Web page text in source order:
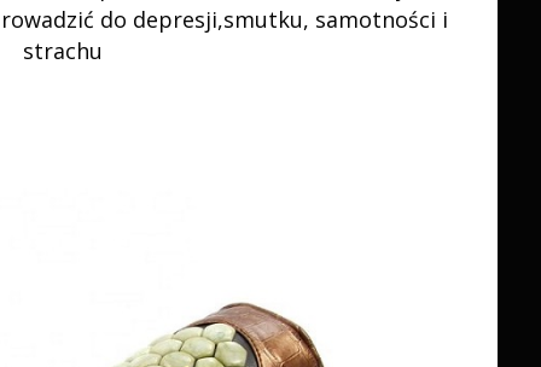
do depresji,smutku, samotności i
strachu